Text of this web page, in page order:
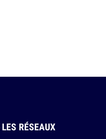
LES RÉSEAUX